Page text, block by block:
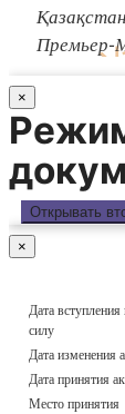
Қазақстан
Премьер-
×
Открывать
×
Дата вступления
силу
Дата изменения
Дата принятия
Место принятия